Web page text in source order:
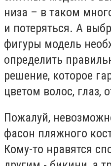
низа – в таком
и потеряться. А
фигуры модель
определить
решение, которое
цветом волос, глаз,
Пожалуй,
фасон пляжного
Кому-то нравятся